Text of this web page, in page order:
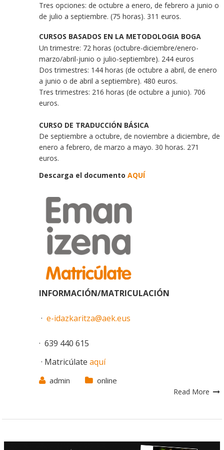
Tres opciones: de octubre a enero, de febrero a junio o
de julio a septiembre. (75 horas). 311 euros.
CURSOS BASADOS EN LA METODOLOGIA BOGA
Un trimestre: 72 horas (octubre-diciembre/enero-
marzo/abril-junio o julio-septiembre). 244 euros
Dos trimestres: 144 horas (de octubre a abril, de enero
a junio o de abril a septiembre). 480 euros.
Tres trimestres: 216 horas (de octubre a junio). 706
euros.
CURSO DE TRADUCCIÓN BÁSICA
De septiembre a octubre, de noviembre a diciembre, de
enero a febrero, de marzo a mayo. 30 horas. 271
euros.
Descarga el documento AQUÍ
INFORMACIÓN/MATRICULACIÓN
· e-idazkaritza@aek.eus
· 639 440 615
· Matricúlate aquí
admin online
Read More